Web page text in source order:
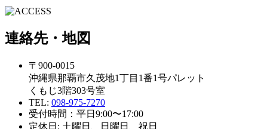
連絡先・地図
〒900-0015
沖縄県那覇市久茂地1丁目1番1号パレット
くもじ3階303号室
TEL: 098-975-7270
受付時間：平日9:00〜17:00
定休日: 土曜日、日曜日、祝日